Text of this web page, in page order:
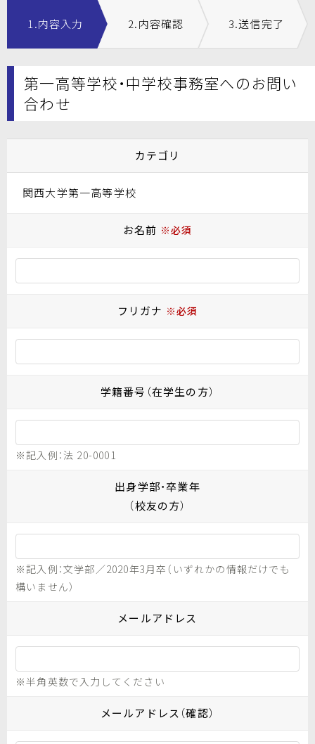
1.内容入力 2.内容確認 3.送信完了
第一高等学校・中学校事務室へのお問い
合わせ
カテゴリ
関西大学第一高等学校
お名前 ※必須
フリガナ ※必須
学籍番号（在学生の方）
※記入例：法 20-0001
出身学部・卒業年
（校友の方）
※記入例：文学部／2020年3月卒（いずれかの情報だけでも
構いません）
メールアドレス
※半角英数で入力してください
メールアドレス（確認）